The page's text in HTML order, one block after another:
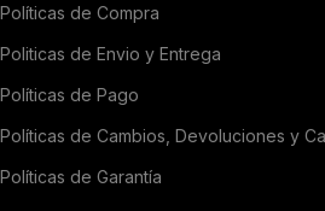
Políticas de Compra
Politicas de Envio y Entrega
Políticas de Pago
Políticas de Cambios, Devoluciones y
Políticas de Garantía